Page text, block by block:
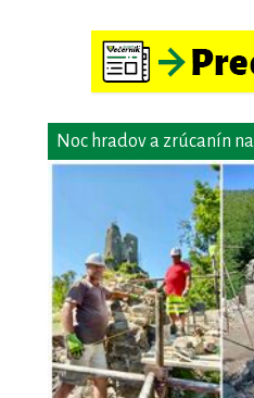
Noc hradov a zrúcanín